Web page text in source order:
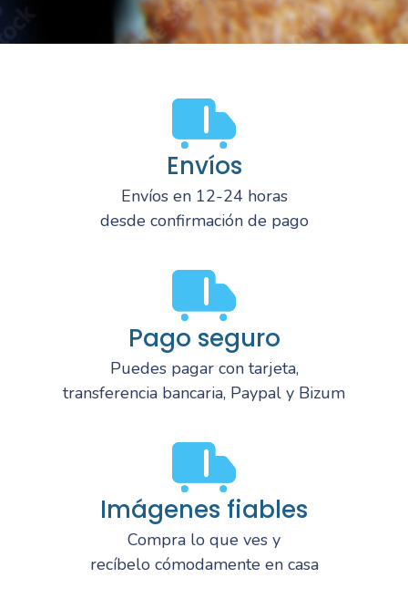
Envíos
Envíos en 12-24 horas
desde confirmación de pago
Pago seguro
Puedes pagar con tarjeta,
transferencia bancaria, Paypal y Bizum
Imágenes fiables
Compra lo que ves y
recíbelo cómodamente en casa